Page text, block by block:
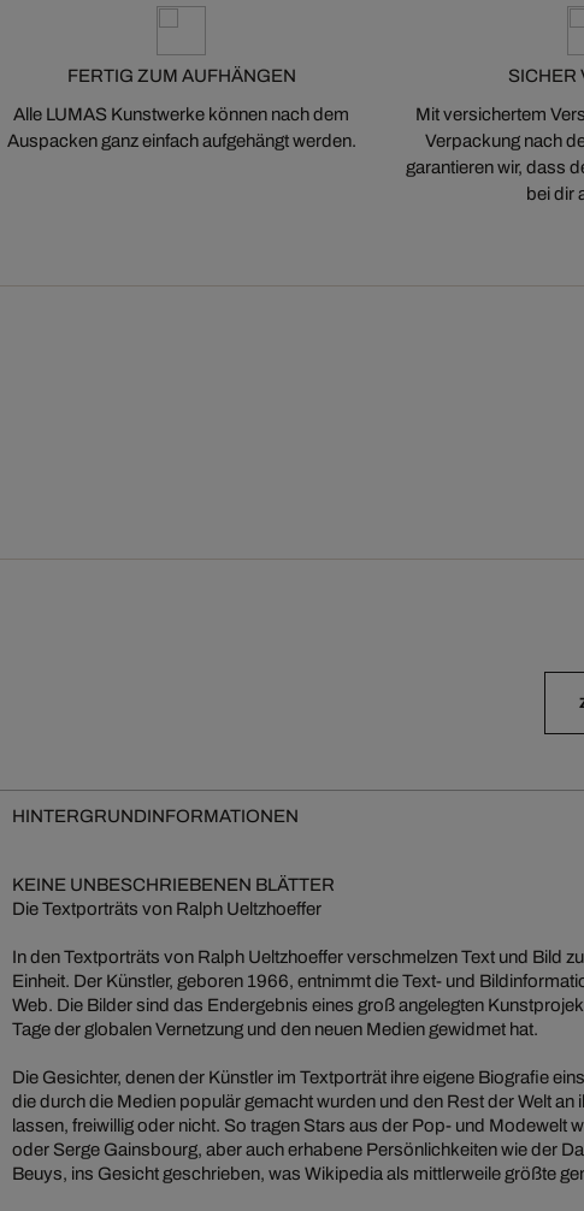
FERTIG ZUM AUFHÄNGEN
Alle LUMAS Kunstwerke können nach dem
Auspacken ganz einfach aufgehängt werden.
SICHER
Mit versichertem
Verpackung nach
garantieren wir, dass
bei dir
HINTERGRUNDINFORMATIONEN
KEINE UNBESCHRIEBENEN BLÄTTER
Die Textporträts von Ralph Ueltzhoeffer
In den Textporträts von Ralph Ueltzhoeffer verschmelzen Text und Bild
Einheit. Der Künstler, geboren 1966, entnimmt die Text- und
Web. Die Bilder sind das Endergebnis eines groß angelegten
Tage der globalen Vernetzung und den neuen Medien gewidmet hat.
Die Gesichter, denen der Künstler im Textporträt ihre eigene Biografie
die durch die Medien populär gemacht wurden und den Rest der Welt an
lassen, freiwillig oder nicht. So tragen Stars aus der Pop- und Modewelt
oder Serge Gainsbourg, aber auch erhabene Persönlichkeiten wie der
Beuys, ins Gesicht geschrieben, was Wikipedia als mittlerweile größte